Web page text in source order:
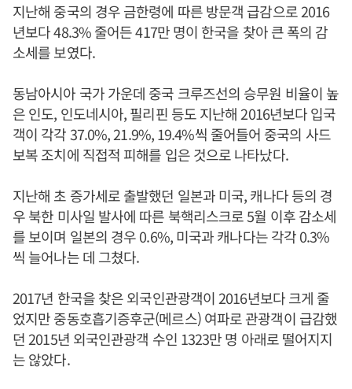
지난해 중국의 경우 금한령에 따른 방문객 급감으로 2016
년보다 48.3% 줄어든 417만 명이 한국을 찾아 큰 폭의 감
소세를 보였다.
동남아시아 국가 가운데 중국 크루즈선의 승무원 비율이 높
은 인도, 인도네시아, 필리핀 등도 지난해 2016년보다 입국
객이 각각 37.0%, 21.9%, 19.4%씩 줄어들어 중국의 사드
보복 조치에 직접적 피해를 입은 것으로 나타났다.
지난해 초 증가세로 출발했던 일본과 미국, 캐나다 등의 경
우 북한 미사일 발사에 따른 북핵리스크로 5월 이후 감소세
를 보이며 일본의 경우 0.6%, 미국과 캐나다는 각각 0.3%
씩 늘어나는 데 그쳤다.
2017년 한국을 찾은 외국인관광객이 2016년보다 크게 줄
었지만 중동호흡기증후군(메르스) 여파로 관광객이 급감했
던 2015년 외국인관광객 수인 1323만 명 아래로 떨어지지
는 않았다.